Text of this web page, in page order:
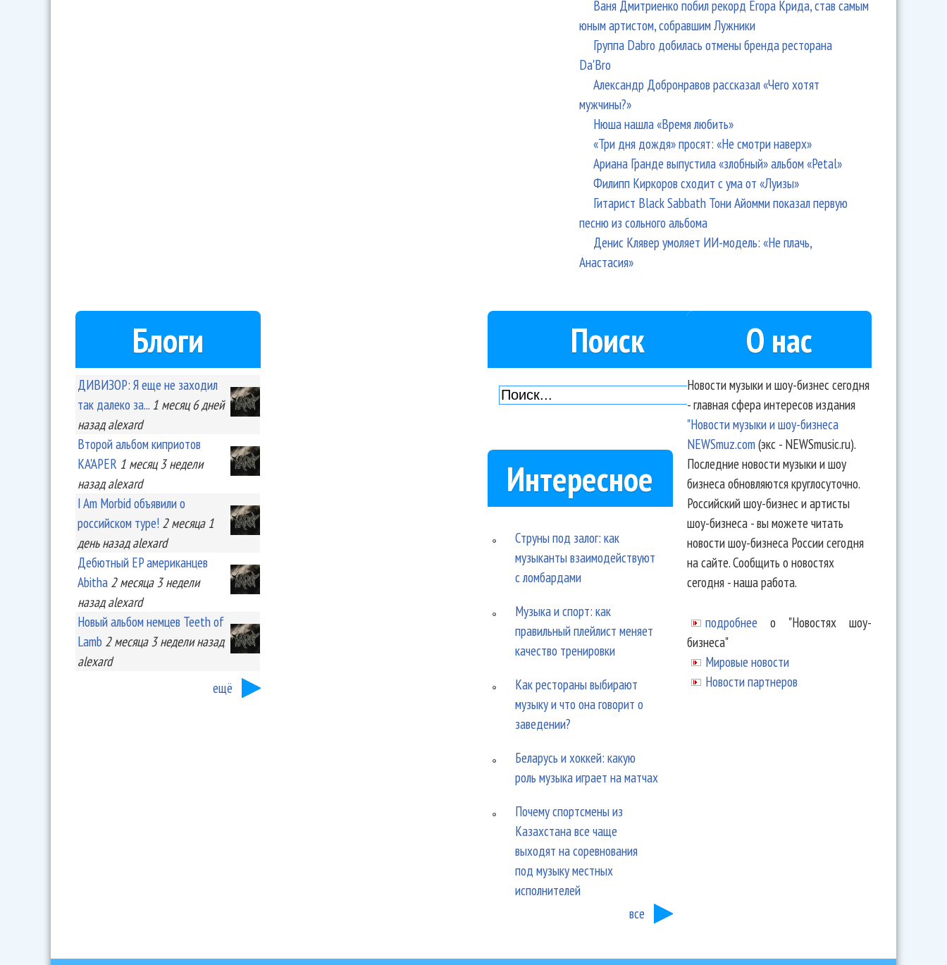
Ваня Дмитриенко побил рекорд Егора Крида, став самым
юным артистом, собравшим Лужники
Группа Dabro добилась отмены бренда ресторана
Da'Bro
Александр Добронравов рассказал «Чего хотят
мужчины?»
Нюша нашла «Время любить»
«Три дня дождя» просят: «Не смотри наверх»
Ариана Гранде выпустила «злобный» альбом «Petal»
Филипп Киркоров сходит с ума от «Луизы»
Гитарист Black Sabbath Тони Айомми показал первую
песню из сольного альбома
Денис Клявер умоляет ИИ-модель: «Не плачь,
Анастасия»
Блоги
ДИВИЗОР: Я еще не заходил
так далеко за... 1 месяц 6 дней
назад alexard
Второй альбом киприотов
KA'APER 1 месяц 3 недели
назад alexard
I Am Morbid объявили о
российском туре! 2 месяца 1
деньназад alexard
Дебютный EP американцев
Abitha 2 месяца 3 недели
назад alexard
Новый альбом немцев Teeth of
Lamb 2 месяца 3 неделиназад
alexard
ещё
Поиск
Интересное
Струны под залог: как
музыканты взаимодействуют
с ломбардами
Музыка и спорт: как
правильный плейлист меняет
качество тренировки
Как рестораны выбирают
музыку и что она говорит о
заведении?
Беларусь и хоккей: какую
роль музыка играет на матчах
Почему спортсмены из
Казахстана все чаще
выходят на соревнования
под музыку местных
исполнителей
все
О нас
Новости музыки и шоу-бизнес сегодня
- главная сфера интересов издания
"Новости музыки и шоу-бизнеса
NEWSmuz.com(экс - NEWSmusic.ru).
Последние новости музыки и шоу
бизнеса обновляются круглосуточно.
Российский шоу-бизнес и артисты
шоу-бизнеса - вы можете читать
новости шоу-бизнеса России сегодня
на сайте. Сообщить о новостях
сегодня - наша работа.
подробнее о "Новостях шоу-
бизнеса"
Мировые новости
Новости партнеров